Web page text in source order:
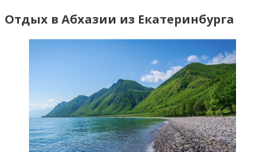
Отдых в Абхазии из Екатеринбурга